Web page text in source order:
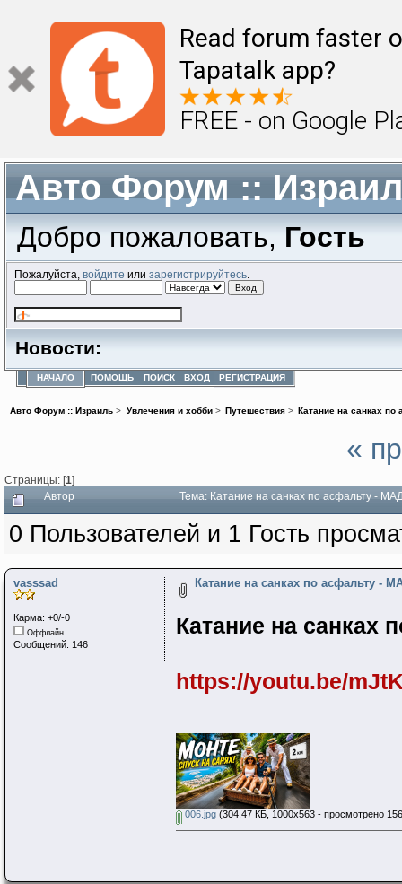
Read forum faster
Tapatalk app?
FREE - on Google
Авто Форум ::
Добро пожаловать,Гость
Пожалуйста,войдите илизарегистрируйтесь
Новости:
НАЧАЛО ПОМОЩЬ ПОИСК ВХОД РЕГИСТРАЦИЯ
Авто Форум :: Израиль > Увлечения и хобби> Путешествия> Катание на санках
«
Страницы: [1]
Автор Тема: Катание на санках по асфальту -
0 Пользователей и 1 Гость
vasssad
Карма: +0/-0
Оффлайн
Сообщений: 146
Катание на санках по асфальту
Катание на
https://youtu.be/
006.jpg(304.47 КБ, 1000x563 - просмотрено